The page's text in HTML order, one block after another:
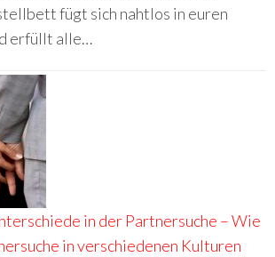
fügt sich nahtlos in euren
erfüllt alle…
in der Partnersuche – Wie
in verschiedenen Kulturen